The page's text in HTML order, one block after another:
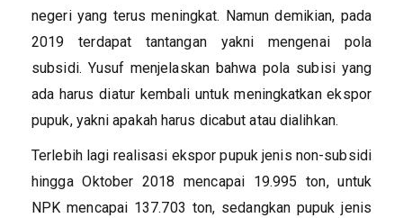
negeri yang terus meningkat. Namun demikian, pada
2019 terdapat tantangan yakni mengenai pola
subsidi. Yusuf menjelaskan bahwa pola subisi yang
ada harus diatur kembali untuk meningkatkan ekspor
pupuk, yakni apakah harus dicabut atau dialihkan.
Terlebih lagi realisasi ekspor pupuk jenis non-subsidi
hingga Oktober 2018 mencapai 19.995 ton, untuk
NPK mencapai 137.703 ton, sedangkan pupuk jenis